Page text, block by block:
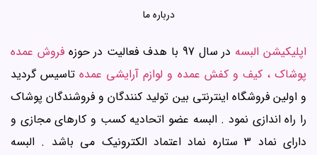
درباره ما
اپلیکیشن البسه در سال 97 با هدف فعالیت در حوزه
فروش عمده
پوشاک ، کیف و کفش عمده و لوازم آرایشی عمدهتاسیس گردید
و اولین فروشگاه اینترنتی بین تولید کنندگان و فروشندگان پوشاک
را راه اندازی نمود . البسه عضو اتحادیه کسب و کارهای مجازی و
دارای نماد 3 ستاره نماد اعتماد الکترونیک می باشد . البسه